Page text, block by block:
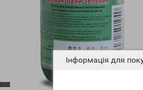
Інформація для